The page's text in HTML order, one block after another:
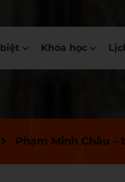
Khóa học
Phạm Minh Châu –